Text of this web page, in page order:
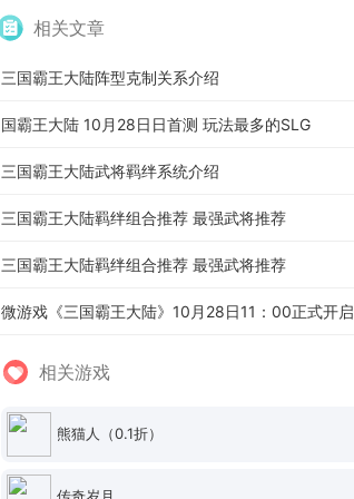
相关文章
三国霸王大陆阵型克制关系介绍
国霸王大陆 10月28日日首测 玩法最多的SLG
三国霸王大陆武将羁绊系统介绍
三国霸王大陆羁绊组合推荐 最强武将推荐
三国霸王大陆羁绊组合推荐 最强武将推荐
微游戏《三国霸王大陆》10月28日11：00正式开启
相关游戏
熊猫人（0.1折）